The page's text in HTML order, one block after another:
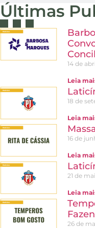
Últimas
14 de
Leia
18 de
Leia
16 de
Leia
21 de
Leia
26 de